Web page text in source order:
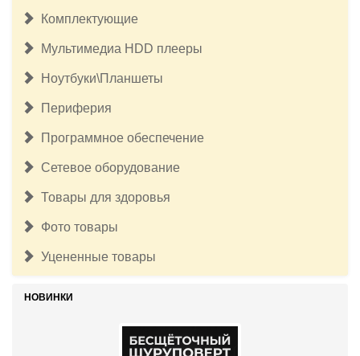
Комплектующие
Мультимедиа HDD плееры
Ноутбуки\Планшеты
Периферия
Программное обеспечение
Сетевое оборудование
Товары для здоровья
Фото товары
Уцененные товары
НОВИНКИ